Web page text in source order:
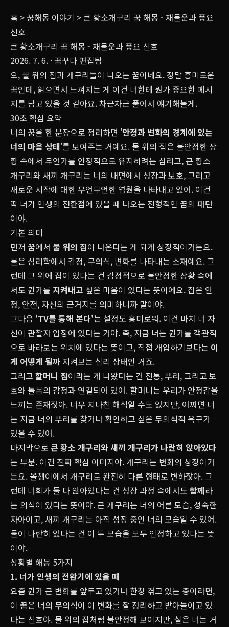
홈 >꿈해몽 이야기 > 큰 황소개구리 꿈 해몽 - 재물운과 풍요
신호
큰 황소개구리 꿈 해몽 - 재물운과 풍요 신호
2026. 7. 6. · 꿈꾸다 편집팀
오, 물 위의 집과 개구리들이 나오는 꿈이네요. 정말 흥미로운
꿈인데, 읽으면서 느껴지는 게 이건 너한테 뭔가 중요한 메시
지를 담고 있을 것 같아요. 차근차근 풀어서 얘기해볼게.
30초 핵심 요약
너의 꿈을 한 문장으로 정리하면 '안정과 변화의 경계에 있는
너의 마음 상태'를 보여주는 거예요. 물 위의 집은 불안정한 상
황 속에서 무언가를 안정적으로 유지하려는 심리고, 큰 황소
개구리와 새끼 개구리는 너의 내면에서 성장과 보호, 그리고
새로운 시작에 대한 무언무언한 염원을 나타내고 있어. 이건
딱 너가 인생의 전환점에 있을 때 나오는 전형적인 꿈의 패턴
이야.
기본 의미
먼저 꿈에서 물 위의 집이 나온다는 게 되게 상징적이거든요.
물은 심리학에서 감정, 무의식, 변화를 나타내는 소재예요. 그
런데 그 위에 집이 있다는 건 감정적으로 불안정한 상황 속에
서도 뭔가를 지켜내고 싶은 마음이 있다는 뜻이에요. 집은 안
정, 안전, 자신의 근거지를 의미하니까 말이야.
그다음 'TV를 통해 본다'는 설정도 흥미로워. 이건 마치 너 자
신이 관찰자 입장에 있다는 거야. 즉, 지금 너는 뭔가를 객관적
으로 바라보는 위치에 있다는 뜻이고, 직접 개입하기보다는 이
게 어떻게 될까 지켜보는 심리 상태인 거죠.
그리고 할머니 집이라는 게 나왔다는 건 전통, 뿌리, 그리고 보
호와 돌봄의 감정과 연결되어 있어. 할머니는 우리가 안정감을
느끼는 존재잖아. 너무 지나친 해석일 수도 있지만, 어쩌면 너
는 지금 너의 뿌리를 찾거나 확인하고 싶은 무의식적 욕구가
있을 수 있어.
마지막으로 큰 황소 개구리와 새끼 개구리가 나란히 앉아있다
는 부분. 이건 진짜 핵심 이미지야. 개구리는 변화의 상징이거
든요. 올챙이에서 개구리로 완전히 다른 형태로 변하잖아. 그
런데 너희가 둘 다 앉아있다는 건 성장 과정 속에서도 함께라
는 의식이 있다는 뜻이야. 큰 개구리는 너의 어른 모습, 성숙한
자아이고, 새끼 개구리는 아직 성장 중인 너의 모습일 수 있어.
둘이 나란히 있다는 건 이 두 모습을 모두 인정하고 있다는 뜻
이야.
상황별 해몽 5가지
1. 너가 인생의 전환기에 있을 때
요즘 뭔가 큰 변화를 앞두고 있거나 한창 겪고 있는 중이라면,
이 꿈은 너의 무의식이 이 변화를 잘 정리하고 받아들이고 있
다는 신호야. 물 위의 집처럼 불안정해 보이지만, 실은 너는 거